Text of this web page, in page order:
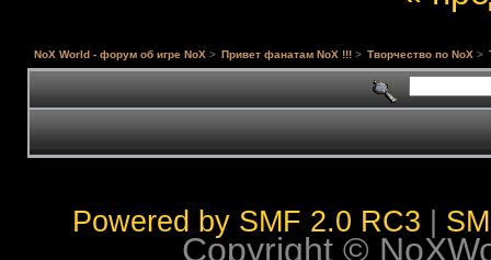
NoX World - форум об игре NoX > Привет фанатам NoX !!! > Творчество по NoX >
Powered by SMF 2.0 RC3
Copyright ©